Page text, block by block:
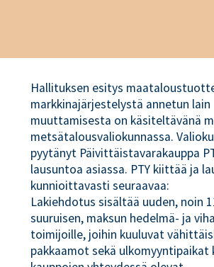
Hallituksen esitys
markkinajärjestelystä annetun lain
muuttamisesta on käsiteltävänä
metsätalousvaliokunnassa.
pyytänyt Päivittäistavarakauppa
lausuntoa asiassa. PTY kiittää ja
kunnioittavasti seuraavaa:
Lakiehdotus sisältää uuden, noin
suuruisen, maksun hedelmä- ja
toimijoille, joihin kuuluvat
pakkaamot sekä ulkomyyntipaikat